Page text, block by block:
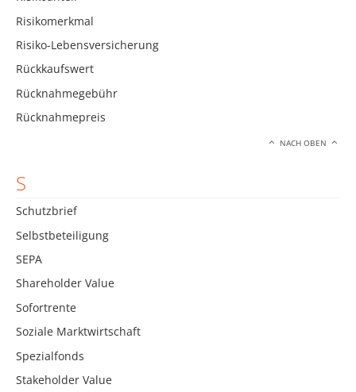
Risikomerkmal
Risiko-Lebensversicherung
Rückkaufswert
Rücknahmegebühr
Rücknahmepreis
NACH OBEN
S
Schutzbrief
Selbstbeteiligung
SEPA
Shareholder Value
Sofortrente
Soziale Marktwirtschaft
Spezialfonds
Stakeholder Value